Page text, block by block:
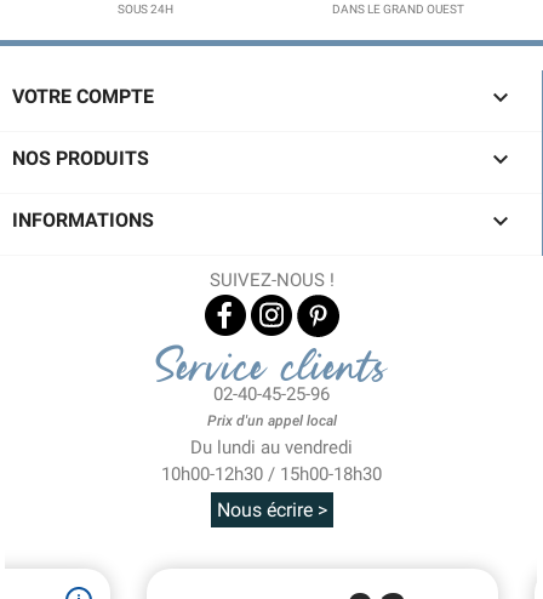
SOUS 24H
DANS LE GRAND OUEST
VOTRE COMPTE 
NOS PRODUITS 
INFORMATIONS 
SUIVEZ-NOUS !
Service clients
02-40-45-25-96
Prix d'un appel local
Du lundi au vendredi
10h00-12h30 / 15h00-18h30
Nous écrire >